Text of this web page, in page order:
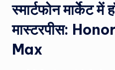
u
n
d
स्मार्टफोन मार्केट में
मास्टरपीस:
Max